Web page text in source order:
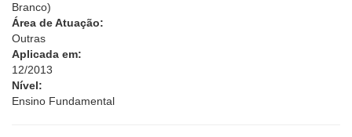
Branco)
Área de Atuação:
Outras
Aplicada em:
12/2013
Nível:
Ensino Fundamental